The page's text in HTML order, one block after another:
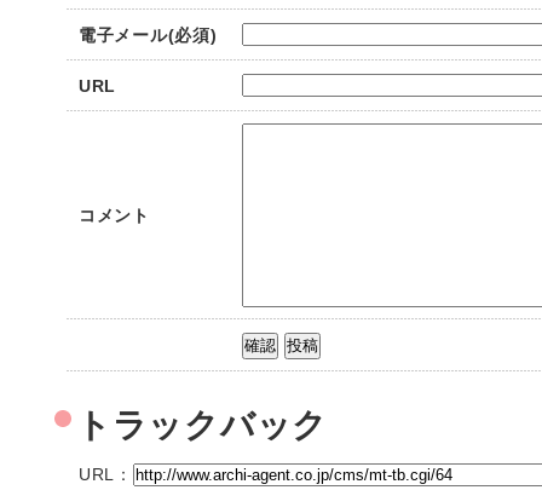
電子メール(必須)
URL
コメント
トラックバック
URL：